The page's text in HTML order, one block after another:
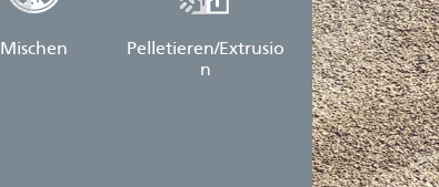
Mischen
Pelletieren/Extrusio
n